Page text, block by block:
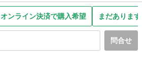
オンライン決済で購入希望 まだありま
問合せ